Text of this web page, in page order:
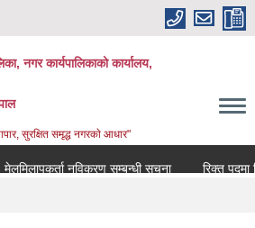
नगर कार्यपालिकाको कार्यालय,
सुरक्षित समृद्ध नगरकाे आधार"
नविकरण सम्बन्धी सूचना
रिक्त पदमा